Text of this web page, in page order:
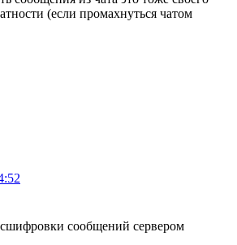
(если промахнуться чатом
сообщений сервером